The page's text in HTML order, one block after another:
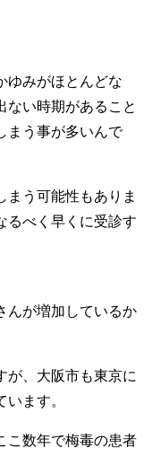
ゆみがほとんどな
ない時期があること
まう事が多いんで
まう可能性もありま
るべく早くに受診す
んが増加しているか
が、大阪市も東京に
ます。
こ数年で梅毒の患者